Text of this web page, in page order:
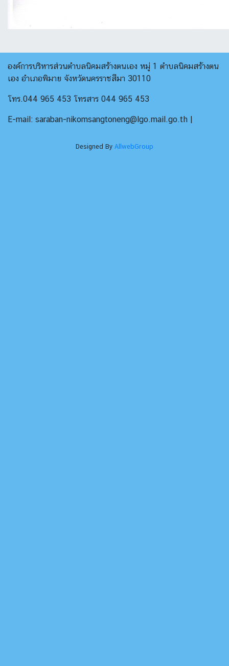
องค์การบริหารส่วนตำบลนิคมสร้างตนเอง หมู่ 1 ตำบลนิคมสร้างตน
เอง อำเภอพิมาย จังหวัดนครราชสีมา 30110
โทร.044 965 453 โทรสาร 044 965 453
E-mail: saraban-nikomsangtoneng@lgo.mail.go.th |
Designed By AllwebGroup